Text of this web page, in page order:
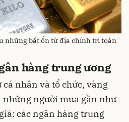
những bất ổn từ địa chính trị toàn
hàng trung ương
nhân và tổ chức, vàng
những người mua gần như
các ngân hàng trung